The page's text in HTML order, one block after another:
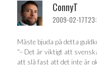
ConnyT
2009-02-
Måste bjuda på detta
“– Det är viktigt att
att slå fast att det inte är